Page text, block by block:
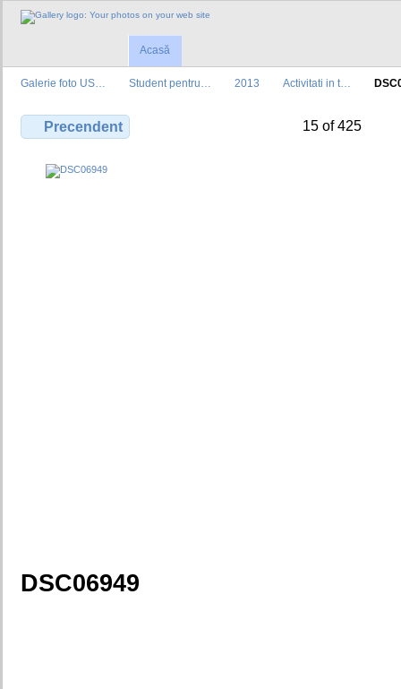
Acasă
Galerie foto US… Student pentru… 2013 Activitati in t…
Precendent 15 of 425
DSC06949